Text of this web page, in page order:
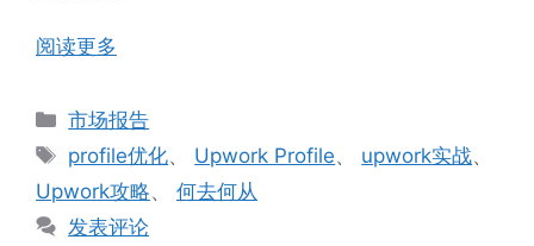
阅读更多
分
市场报告
标
profile优化、 Upwork Profile、 upwork实战、
Upwork攻略、 何去何从
发表评论